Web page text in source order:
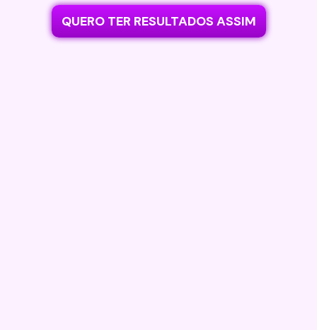
QUERO TER RESULTADOS ASSIM